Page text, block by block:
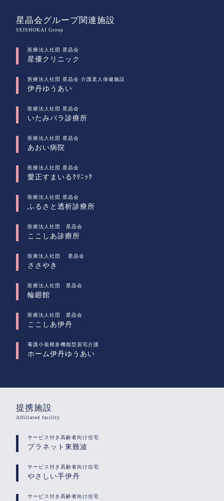
星晶会グループ関連施設
SEISHOKAI Group
医療法人社団 星晶会
星優クリニック
医療法人社団 星晶会 介護老人保健施設
伊丹ゆうあい
医療法人社団 星晶会
いたみバラ診療所
医療法人社団 星晶会
あおい病院
医療法人社団 星晶会
愛正すまいるｸﾘﾆｯｸ
医療法人社団 星晶会
ふるさと透析診療所
医療法人社団 星晶会
ここしあ診療所
医療法人社団 星晶会
ささやき
医療法人社団 星晶会
輪廻館
医療法人社団 星晶会
ここしあ伊丹
看護小規模多機能型居宅介護
ホーム伊丹ゆうあい
提携施設
Affiliated facility
サービス付き高齢者向け住宅
プラネット東難波
サービス付き高齢者向け住宅
やさしい手伊丹
サービス付き高齢者向け住宅